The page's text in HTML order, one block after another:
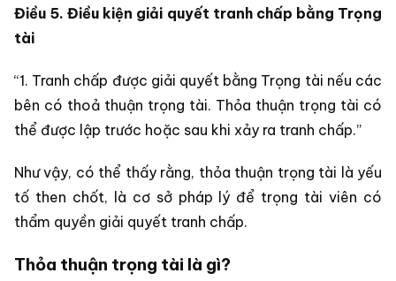
Điều 5. Điều kiện giải quyết tranh chấp bằng Trọng
tài
“1. Tranh chấp được giải quyết bằng Trọng tài nếu các
bên có thoả thuận trọng tài. Thỏa thuận trọng tài có
thể được lập trước hoặc sau khi xảy ra tranh chấp.”
Như vậy, có thể thấy rằng, thỏa thuận trọng tài là yếu
tố then chốt, là cơ sở pháp lý để trọng tài viên có
thẩm quyền giải quyết tranh chấp.
Thỏa thuận trọng tài là gì?